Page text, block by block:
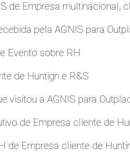
de Empresa multinacional,
pela AGNIS para
Evento sobre RH
de Huntign e R&S
visitou a AGNIS para
de Empresa cliente de
de Empresa cliente de